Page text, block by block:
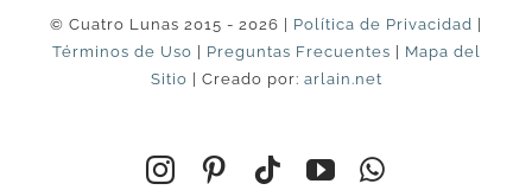
© Cuatro Lunas 2015 - 2026 | Política de Privacidad
Términos de Uso
Preguntas Frecuentes
Mapa del
Sitio | Creado por: arlain.net